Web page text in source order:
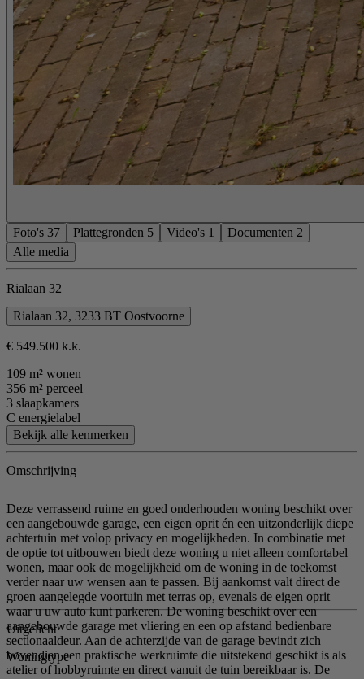
Foto's 37 Plattegronden 5 Video's 1 Documenten 2
Alle media
Rialaan 32
Rialaan 32, 3233 BT Oostvoorne
€ 549.500 k.k.
109 m² wonen
356 m² perceel
3 slaapkamers
C energielabel
Bekijk alle kenmerken
Omschrijving
Deze verrassend ruime en goed onderhouden woning beschikt over
een aangebouwde garage, een eigen oprit én een uitzonderlijk diepe
achtertuin met volop privacy en mogelijkheden. In combinatie met
de optie tot uitbouwen biedt deze woning u niet alleen comfortabel
wonen, maar ook de mogelijkheid om de woning in de toekomst
verder naar uw wensen aan te passen. Bij aankomst valt direct de
groen aangelegde voortuin met terras op, evenals de eigen oprit
waar u uw auto kunt parkeren. De woning beschikt over een
aangebouwde garage met vliering en een op afstand bedienbare
sectionaaldeur. Aan de achterzijde van de garage bevindt zich
bovendien een praktische werkruimte die uitstekend geschikt is als
atelier of hobbyruimte en direct vanuit de tuin bereikbaar is. De
Uitgelicht
Woningtype